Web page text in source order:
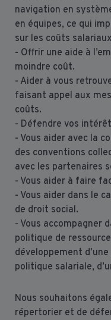
navigation en
en équipes, ce qui
sur les coûts
- Offrir une aide à
moindre coût.
- Aider à vous
faisant appel aux
coûts.
- Défendre vos
- Vous aider avec la
des conventions
avec les partenaires
- Vous aider à faire
- Vous aider dans le
de droit social.
- Vous accompagner
politique de
développement
politique salariale,
Nous souhaitons
répertorier et de